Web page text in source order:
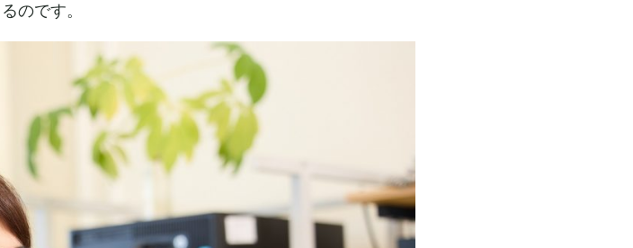
のです。